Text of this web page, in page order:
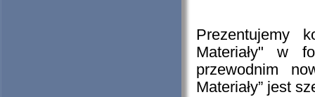
Prezentujemy
Materiały" w
przewodnim
Materiały” jest